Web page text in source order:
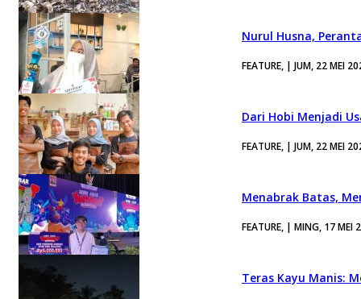
Nurul Husna,
FEATURE, | JUM, 22 MEI
Dari Hobi Menjadi
FEATURE, | JUM, 22 MEI
Menabrak Batas,
FEATURE, | MING, 17 MEI
Teras Kayu Manis: